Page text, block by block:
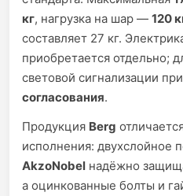
кг, нагрузка на шар — 120
составляет 27 кг.
приобретается отдельно;
световой сигнализации
согласования.
Продукция Berg
исполнения: двухслойное
AkzoNobel надёжно
а оцинкованные болты и